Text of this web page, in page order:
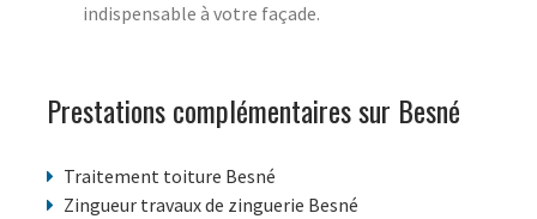
indispensable à votre façade.
Prestations complémentaires sur Besné
Traitement toiture Besné
Zingueur travaux de zinguerie Besné